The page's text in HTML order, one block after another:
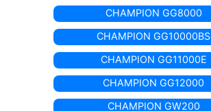
CHAMPION GG8000
CHAMPION GG10000BS
CHAMPION GG11000E
CHAMPION GG12000
CHAMPION GW200